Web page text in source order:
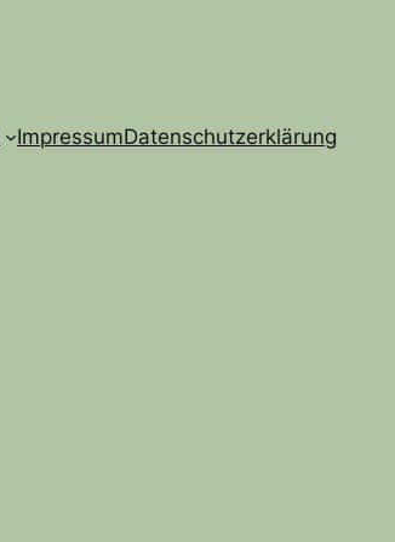
ImpressumDatenschutzerklärung